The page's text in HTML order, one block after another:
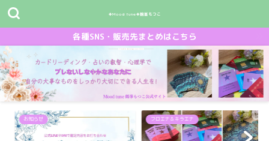
✤Mood tune✤鶴峯もつこ
各種SNS・販売先まとめはこちら
フロエナ＆キラエナ